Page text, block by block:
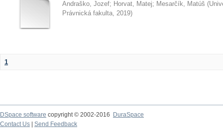
Andraško, Jozef; Horvat, Matej; Mesarčík, Matúš (
Právnická fakulta, 2019)
1
DSpace software copyright © 2002-2016
DuraSpace
Contact Us
Send Feedback